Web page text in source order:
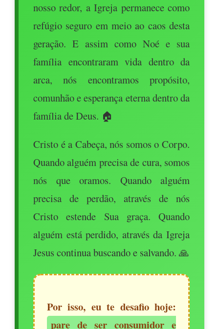
nosso redor, a Igreja permanece como
refúgio seguro em meio ao caos desta
geração. E assim como Noé e sua
família encontraram vida dentro da
arca, nós encontramos propósito,
comunhão e esperança eterna dentro da
família de Deus. 🏠
Cristo é a Cabeça, nós somos o Corpo.
Quando alguém precisa de cura, somos
nós que oramos. Quando alguém
precisa de perdão, através de nós
Cristo estende Sua graça. Quando
alguém está perdido, através da Igreja
Jesus continua buscando e salvando. 🙏
Por isso, eu te desafio hoje:
pare de ser consumidor e